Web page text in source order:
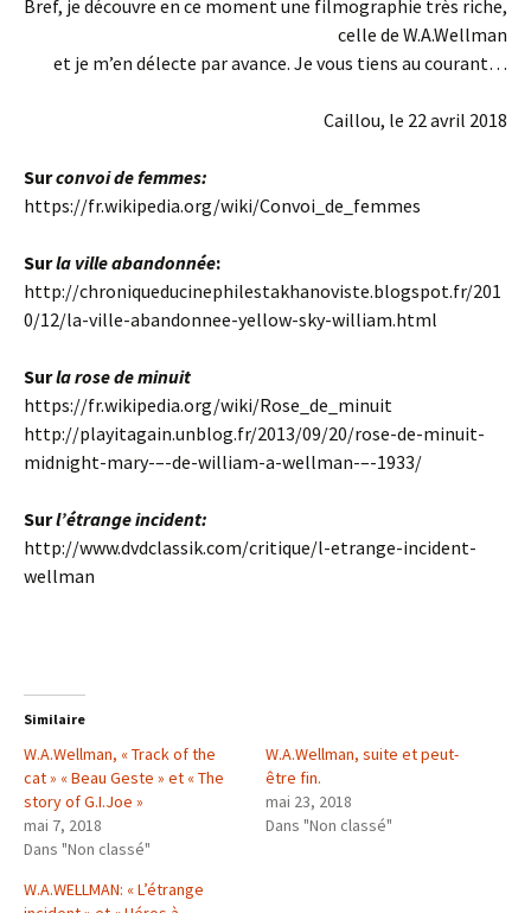
Bref, je découvre en ce moment une filmographie très riche,
celle de W.A.Wellman
et je m’en délecte par avance. Je vous tiens au courant…
Caillou, le 22 avril 2018
Surconvoi de femmes:
https://fr.wikipedia.org/wiki/Convoi_de_femmes
Surla ville abandonnée:
http://chroniqueducinephilestakhanoviste.blogspot.fr/201
0/12/la-ville-abandonnee-yellow-sky-william.html
Surla rose de minuit
https://fr.wikipedia.org/wiki/Rose_de_minuit
http://playitagain.unblog.fr/2013/09/20/rose-de-minuit-
midnight-mary-–-de-william-a-wellman-–-1933/
Surl’étrange incident:
http://www.dvdclassik.com/critique/l-etrange-incident-
wellman
Similaire
W.A.Wellman, « Track of the
cat » « Beau Geste » et « The
story of G.I.Joe »
mai 7, 2018
Dans "Non classé"
W.A.Wellman, suite et peut-
être fin.
mai 23, 2018
Dans "Non classé"
W.A.WELLMAN: « L’étrange